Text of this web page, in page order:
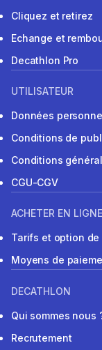
Cliquez et retirez
Echange et
Decathlon Pro
UTILISATEUR
Données
Conditions de
Conditions
CGU-CGV
ACHETER EN LIGNE
Tarifs et option de
Moyens de
DECATHLON
Qui sommes nous
Recrutement